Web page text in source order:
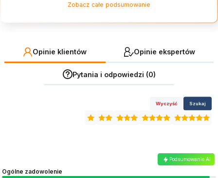
kilka dni
Zobacz całe podsumowanie
Opinie klientów Opinie ekspertów
Pytania i odpowiedzi (0)
Wyczyść Szukaj
Podsumowanie AI
Ogólne zadowolenie